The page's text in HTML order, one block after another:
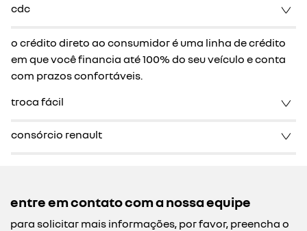
cdc
o crédito direto ao consumidor é uma linha de crédito
em que você financia até 100% do seu veículo e conta
com prazos confortáveis.
troca fácil
consórcio renault
entre em contato com a nossa equipe
para solicitar mais informações, por favor, preencha o